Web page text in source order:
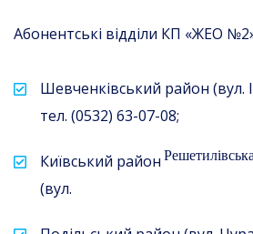
Абонентські відділи КП «ЖЕО
Шевченківський район (вул.
тел. (0532) 63-07-08;
Київський район
(вул.